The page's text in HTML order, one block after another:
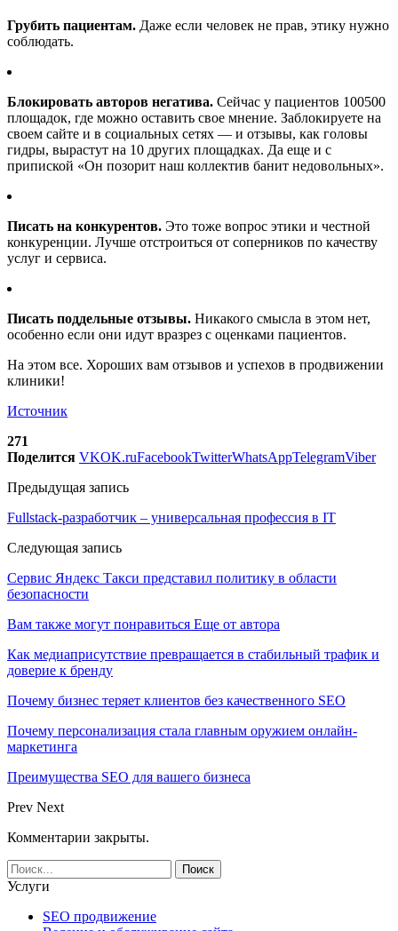
Грубить пациентам. Даже если человек не прав, этику нужно
соблюдать.
Блокировать авторов негатива. Сейчас у пациентов 100500
площадок, где можно оставить свое мнение. Заблокируете на
своем сайте и в социальных сетях — и отзывы, как головы
гидры, вырастут на 10 других площадках. Да еще и с
припиской «Он позорит наш коллектив банит недовольных».
Писать на конкурентов. Это тоже вопрос этики и честной
конкуренции. Лучше отстроиться от соперников по качеству
услуг и сервиса.
Писать поддельные отзывы. Никакого смысла в этом нет,
особенно если они идут вразрез с оценками пациентов.
На этом все. Хороших вам отзывов и успехов в продвижении
клиники!
Источник
271
Поделится VKOK.ruFacebookTwitterWhatsAppTelegramViber
Предыдущая запись
Fullstack-разработчик – универсальная профессия в IT
Следующая запись
Сервис Яндекс Такси представил политику в области
безопасности
Вам также могут понравиться Еще от автора
Как медиаприсутствие превращается в стабильный трафик и
доверие к бренду
Почему бизнес теряет клиентов без качественного SEO
Почему персонализация стала главным оружием онлайн-
маркетинга
Преимущества SEO для вашего бизнеса
Prev Next
Комментарии закрыты.
Услуги
SEO продвижение